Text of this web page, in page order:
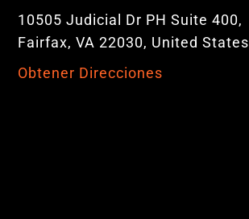
10505 Judicial Dr PH Suite 400,
Fairfax, VA 22030, United States
Obtener Direcciones